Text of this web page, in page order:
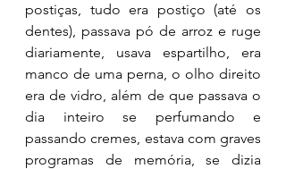
postiças, tudo era postiço (até os
dentes), passava pó de arroz e ruge
diariamente, usava espartilho, era
manco de uma perna, o olho direito
era de vidro, além de que passava o
dia inteiro se perfumando e
passando cremes, estava com graves
programas de memória, se dizia